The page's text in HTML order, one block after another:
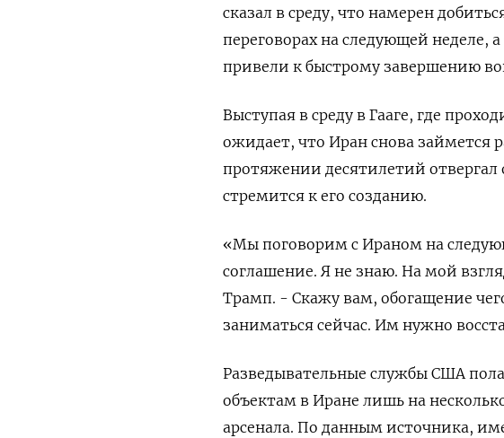
сказал в среду, что намерен
переговорах на следующей
привели к быстрому завершению
Выступая в среду в Гааге, где
ожидает, что Иран снова займется
протяжении десятилетий
стремится к его созданию.
«Мы поговорим с Ираном на
соглашение. Я не знаю. На мой
Трамп. - Скажу вам, обогащение
заниматься сейчас. Им нужно
Разведывательные службы США
объектам в Иране лишь на
арсенала. По данным источника,